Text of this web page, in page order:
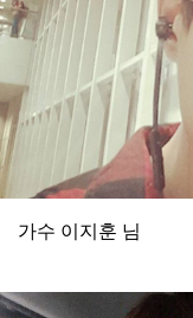
가수 이지훈 님